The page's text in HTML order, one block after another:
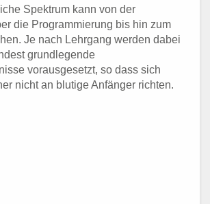
Spektrum kann von der
die Programmierung bis hin zum
Je nach Lehrgang werden dabei
grundlegende
vorausgesetzt, so dass sich
nicht an blutige Anfänger richten.